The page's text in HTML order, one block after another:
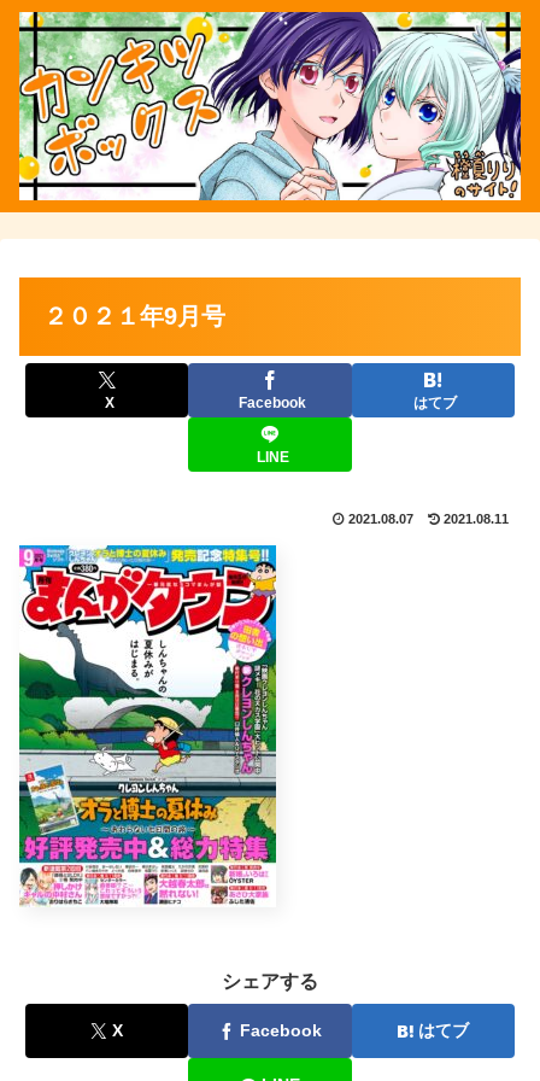
２０２１年9月号
X Facebook はてブ
LINE
2021.08.07 2021.08.11
シェアする
X Facebook はてブ